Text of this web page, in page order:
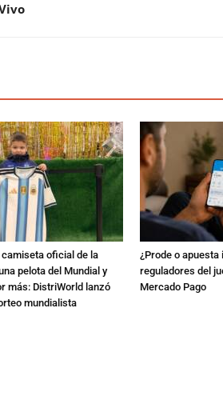
camiseta oficial de la
pelota del Mundial y
más: DistriWorld lanzó
mundialista
¿Prode o apuesta
reguladores del
Mercado Pago